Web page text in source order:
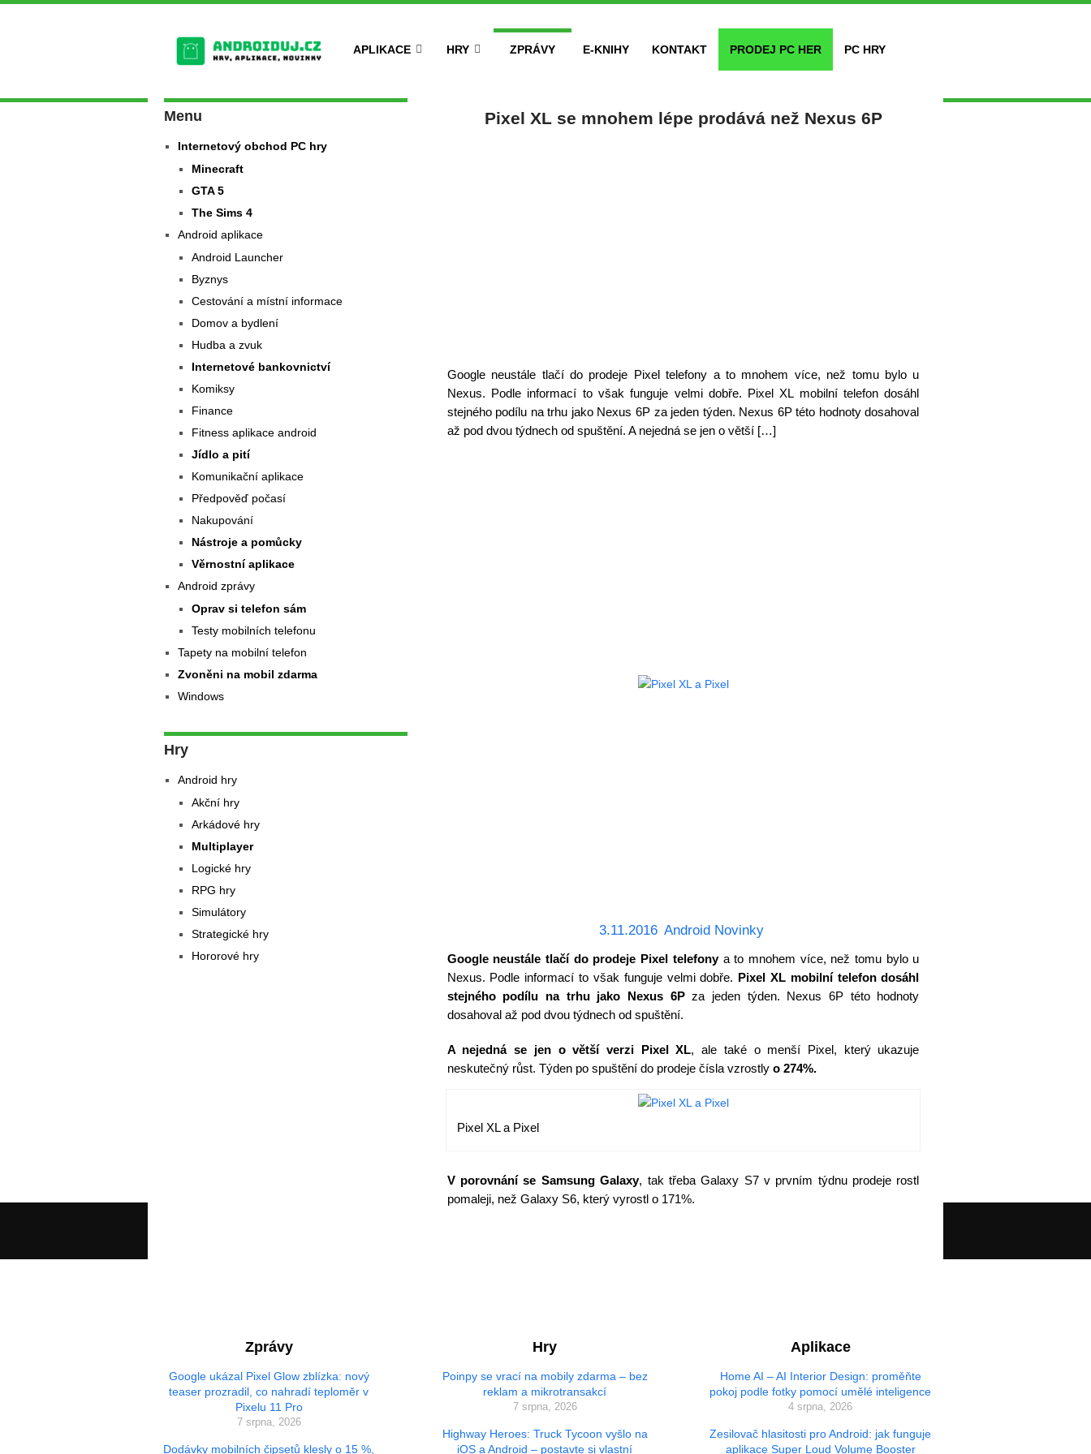
APLIKACE HRY ZPRÁVY E-KNIHY KONTAKT PRODEJ PC HER PC HRY
Pixel XL se mnohem lépe prodává než Nexus 6P
Google neustále tlačí do prodeje Pixel telefony a to mnohem více, než tomu bylo u
Nexus. Podle informací to však funguje velmi dobře. Pixel XL mobilní telefon dosáhl
stejného podílu na trhu jako Nexus 6P za jeden týden. Nexus 6P této hodnoty dosahoval
až pod dvou týdnech od spuštění. A nejedná se jen o větší […]
3.11.2016 Android Novinky
Google neustále tlačí do prodeje Pixel telefonya to mnohem více, než tomu bylo u
Nexus. Podle informací to však funguje velmi dobře. Pixel XL mobilní telefon dosáhl
stejného podílu na trhu jako Nexus 6Pza jeden týden. Nexus 6P této hodnoty
dosahoval až pod dvou týdnech od spuštění.
A nejedná se jen o větší verzi Pixel XL, ale také o menší Pixel, který ukazuje
neskutečný růst. Týden po spuštění do prodeje čísla vzrostly o 274%.
Pixel XL a Pixel
V porovnání se Samsung Galaxy, tak třeba Galaxy S7 v prvním týdnu prodeje rostl
pomaleji, než Galaxy S6, který vyrostl o 171%.
Menu
Internetový obchod PC hry
Minecraft
GTA 5
The Sims 4
Android aplikace
Android Launcher
Byznys
Cestování a místní informace
Domov a bydlení
Hudba a zvuk
Internetové bankovnictví
Komiksy
Finance
Fitness aplikace android
Jídlo a pití
Komunikační aplikace
Předpověď počasí
Nakupování
Nástroje a pomůcky
Věrnostní aplikace
Android zprávy
Oprav si telefon sám
Testy mobilních telefonu
Tapety na mobilní telefon
Zvoněni na mobil zdarma
Windows
Hry
Android hry
Akční hry
Arkádové hry
Multiplayer
Logické hry
RPG hry
Simulátory
Strategické hry
Hororové hry
Zprávy
Google ukázal Pixel Glow zblízka: nový
teaser prozradil, co nahradí teploměr v
Pixelu 11 Pro
7 srpna, 2026
Dodávky mobilních čipsetů klesly o 15 %,
Hry
Poinpy se vrací na mobily zdarma – bez
reklam a mikrotransakcí
7 srpna, 2026
Highway Heroes: Truck Tycoon vyšlo na
iOS a Android – postavte si vlastní
Aplikace
Home AI – AI Interior Design: proměňte
pokoj podle fotky pomocí umělé inteligence
4 srpna, 2026
Zesilovač hlasitosti pro Android: jak funguje
aplikace Super Loud Volume Booster